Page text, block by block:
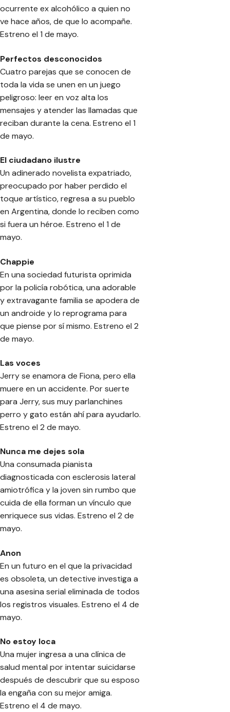
ocurrente ex alcohólico a quien no
ve hace años, de que lo acompañe.
Estreno el 1 de mayo.
Perfectos desconocidos
Cuatro parejas que se conocen de
toda la vida se unen en un juego
peligroso: leer en voz alta los
mensajes y atender las llamadas que
reciban durante la cena. Estreno el 1
de mayo.
El ciudadano ilustre
Un adinerado novelista expatriado,
preocupado por haber perdido el
toque artístico, regresa a su pueblo
en Argentina, donde lo reciben como
si fuera un héroe. Estreno el 1 de
mayo.
Chappie
En una sociedad futurista oprimida
por la policía robótica, una adorable
y extravagante familia se apodera de
un androide y lo reprograma para
que piense por sí mismo. Estreno el 2
de mayo.
Las voces
Jerry se enamora de Fiona, pero ella
muere en un accidente. Por suerte
para Jerry, sus muy parlanchines
perro y gato están ahí para ayudarlo.
Estreno el 2 de mayo.
Nunca me dejes sola
Una consumada pianista
diagnosticada con esclerosis lateral
amiotrófica y la joven sin rumbo que
cuida de ella forman un vínculo que
enriquece sus vidas. Estreno el 2 de
mayo.
Anon
En un futuro en el que la privacidad
es obsoleta, un detective investiga a
una asesina serial eliminada de todos
los registros visuales. Estreno el 4 de
mayo.
No estoy loca
Una mujer ingresa a una clínica de
salud mental por intentar suicidarse
después de descubrir que su esposo
la engaña con su mejor amiga.
Estreno el 4 de mayo.